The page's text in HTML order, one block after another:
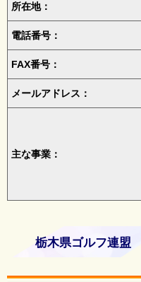
所在地：
電話番号：
FAX番号：
メールアドレス：
主な事業：
栃木県ゴルフ連